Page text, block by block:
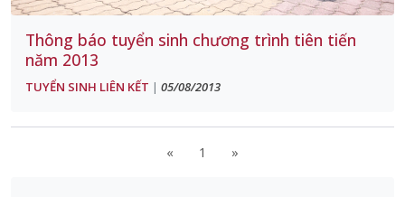
Thông báo tuyển sinh chương trình tiên tiến
năm 2013
TUYỂN SINH LIÊN KẾT | 05/08/2013
« 1 »